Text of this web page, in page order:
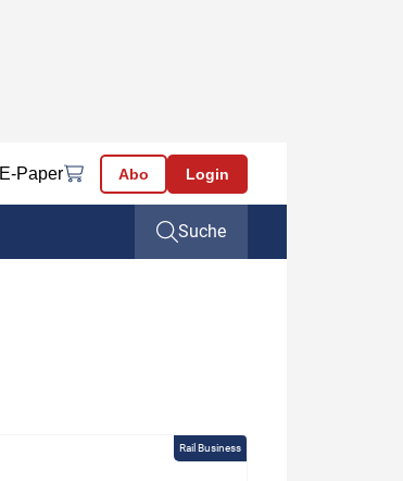
E-Paper Abo Login
Suche
Rail Business